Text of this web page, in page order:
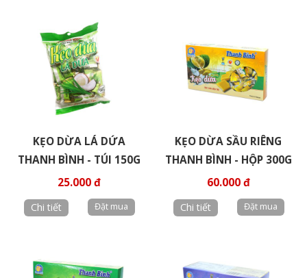
KẸO DỪA LÁ DỨA
THANH BÌNH - TÚI 150G
25.000 đ
Chi tiết
KẸO DỪA SẦU RIÊNG
THANH BÌNH - HỘP 300G
60.000 đ
Chi tiết